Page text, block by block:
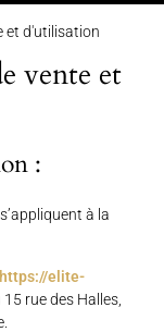
et d'utilisation
vente et
:
à la
https://elite-
15 rue des Halles,